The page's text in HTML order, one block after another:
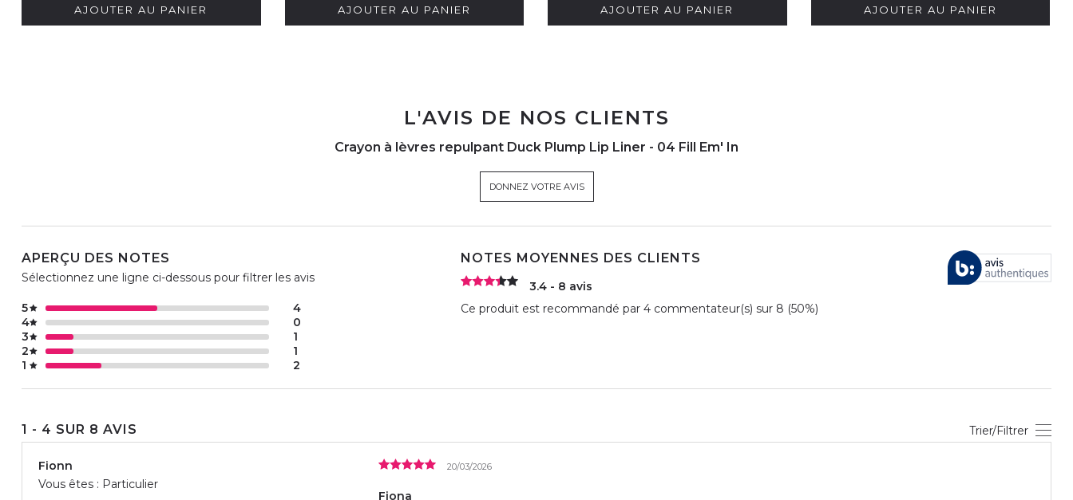
AJOUTER AU PANIER AJOUTER AU PANIER AJOUTER AU PANIER AJOUTER AU PANIER
L'AVIS DE NOS CLIENTS
Crayon à lèvres repulpant Duck Plump Lip Liner - 04 Fill Em' In
DONNEZ VOTRE AVIS
APERÇU DES NOTES
Sélectionnez une ligne ci-dessous pour filtrer les avis
1 2
2 1
3 1
4 0
5 4
NOTES MOYENNES DES CLIENTS
3.4 - 8 avis
Ce produit est recommandé par 4 commentateur(s) sur 8 (50%)
1 - 4 SUR 8 AVIS Trier/Filtrer
Fionn
Vous êtes : Particulier
20/03/2026
Fiona